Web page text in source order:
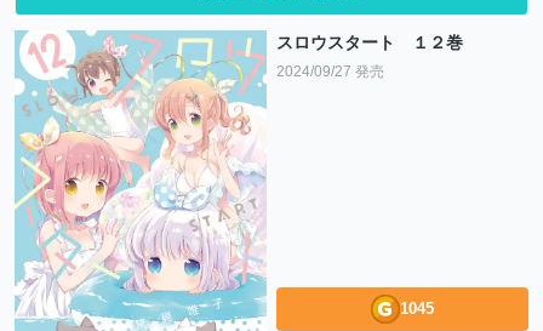
スロウスタート １２巻
2024/09/27 発売
1045